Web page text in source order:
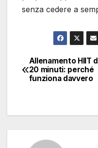
senza cedere a
articoli
Allenamento HIIT
20 minuti: perché
funziona davvero